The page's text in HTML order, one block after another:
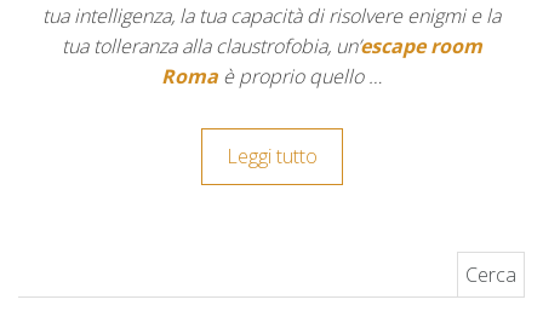
tua intelligenza, la tua capacità di risolvere enigmi e la
tua tolleranza alla claustrofobia, un’escape room
Roma è proprio quello …
Leggi tutto